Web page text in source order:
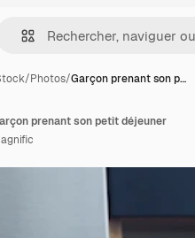
/Photos/Garçon prenant son p…
prenant son petit déjeuner